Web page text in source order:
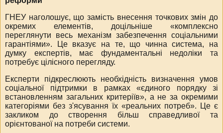
ГНЕУ наголошує, що замість внесення точкових змін до
окремих елементів, доцільніше «комплексно
переглянути весь механізм забезпечення соціальними
гарантіями». Це вказує на те, що чинна система, на
думку експертів, має фундаментальні недоліки та
потребує цілісного перегляду.
Експерти підкреслюють необхідність визначення умов
соціальної підтримки в рамках «єдиного порядку зі
встановленням загальних критеріїв», а не за окремими
категоріями без з'ясування їх «реальних потреб». Це є
закликом до створення більш справедливої та
орієнтованої на потреби системи.